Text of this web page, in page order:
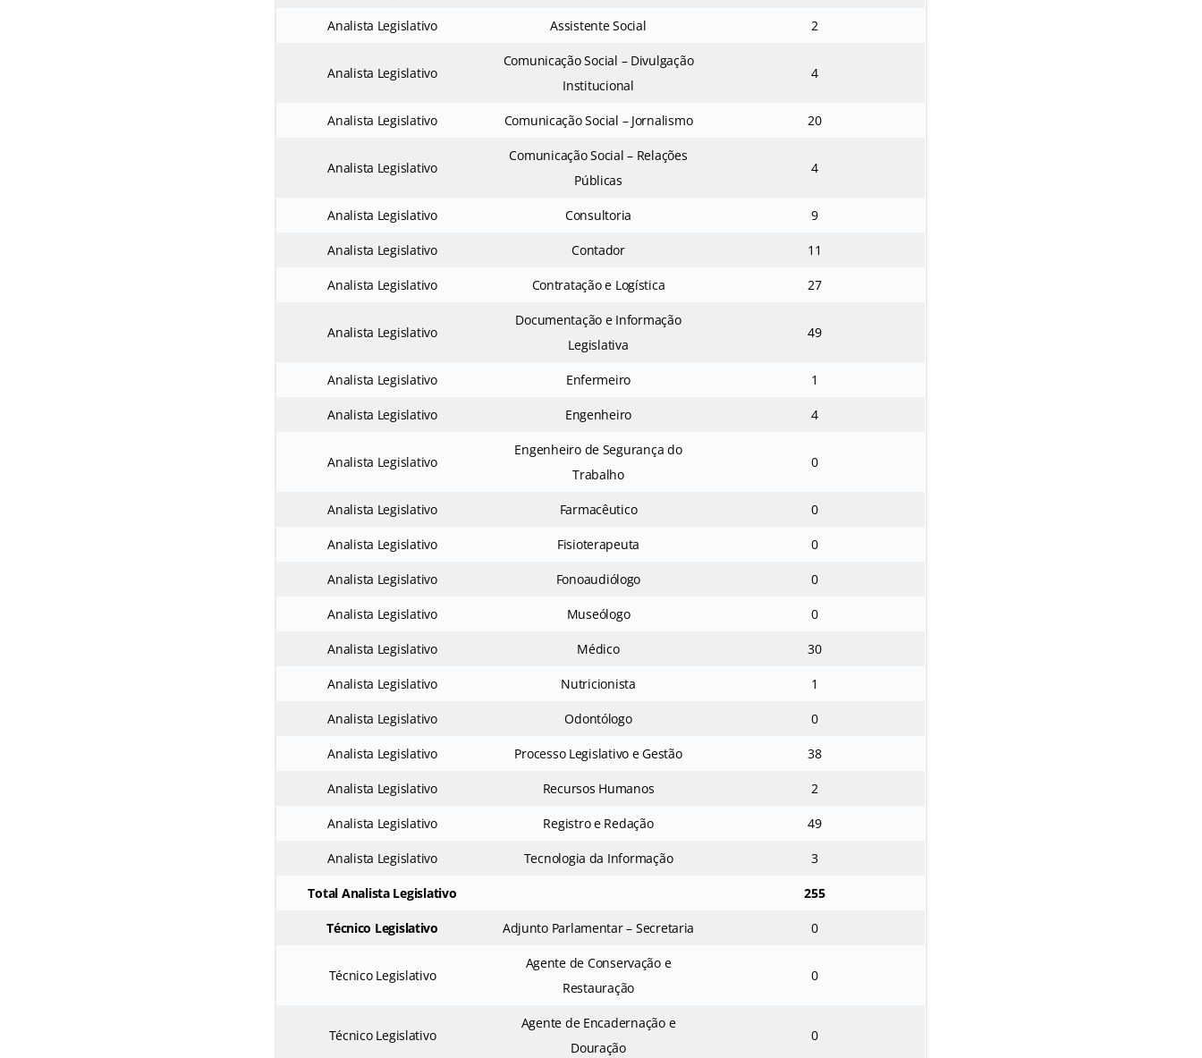
Analista Legislativo Assistente Social 2
Analista Legislativo
Comunicação Social – Divulgação
Institucional
4
Analista Legislativo Comunicação Social – Jornalismo 20
Analista Legislativo
Comunicação Social – Relações
Públicas
4
Analista Legislativo Consultoria 9
Analista Legislativo Contador 11
Analista Legislativo Contratação e Logística 27
Analista Legislativo
Documentação e Informação
Legislativa
49
Analista Legislativo Enfermeiro 1
Analista Legislativo Engenheiro 4
Analista Legislativo
Engenheiro de Segurança do
Trabalho
0
Analista Legislativo Farmacêutico 0
Analista Legislativo Fisioterapeuta 0
Analista Legislativo Fonoaudiólogo 0
Analista Legislativo Museólogo 0
Analista Legislativo Médico 30
Analista Legislativo Nutricionista 1
Analista Legislativo Odontólogo 0
Analista Legislativo Processo Legislativo e Gestão 38
Analista Legislativo Recursos Humanos 2
Analista Legislativo Registro e Redação 49
Analista Legislativo Tecnologia da Informação 3
Total Analista Legislativo 255
Técnico Legislativo Adjunto Parlamentar – Secretaria 0
Técnico Legislativo
Agente de Conservação e
Restauração
0
Técnico Legislativo
Agente de Encadernação e
Douração
0